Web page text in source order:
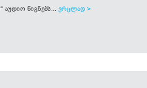
აუდიო წიგნებს... ვრცლად >